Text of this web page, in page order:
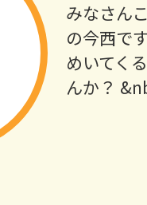
みなさん
の今西で
めいてく
んか？